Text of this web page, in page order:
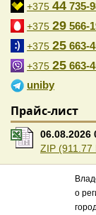
+375 44 735-
+375 29 566-
+375 25 663-
+375 25 663-
uniby
Прайс-лист
06.08.2026
ZIP (911.77
о